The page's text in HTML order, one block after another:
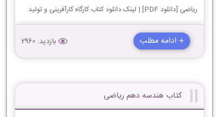
ریاضی [دانلود PDF] | لینک دانلود کتاب کارگاه کارآفرینی و تولید
+ ادامه مطلب بازدید: 2960
کتاب هندسه دهم ریاضی